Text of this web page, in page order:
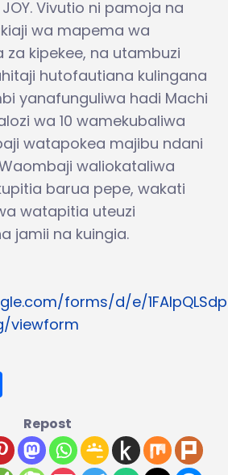
Vivutio ni pamoja na
wa mapema wa
kipekee, na utambuzi
hutofautiana kulingana
yanafunguliwa hadi Machi
wa 10 wamekubaliwa
watapokea majibu ndani
waliokataliwa
barua pepe, wakati
watapitia uteuzi
jamii na kuingia.
forms/d/e/
viewform
Repost